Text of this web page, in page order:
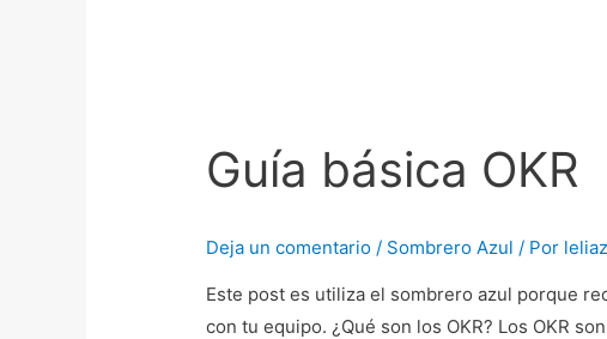
Guía básica OKR
Deja un comentario / Sombrero Azul / Por
Este post es utiliza el sombrero azul porque
con tu equipo. ¿Qué son los OKR? Los OKR
OKR